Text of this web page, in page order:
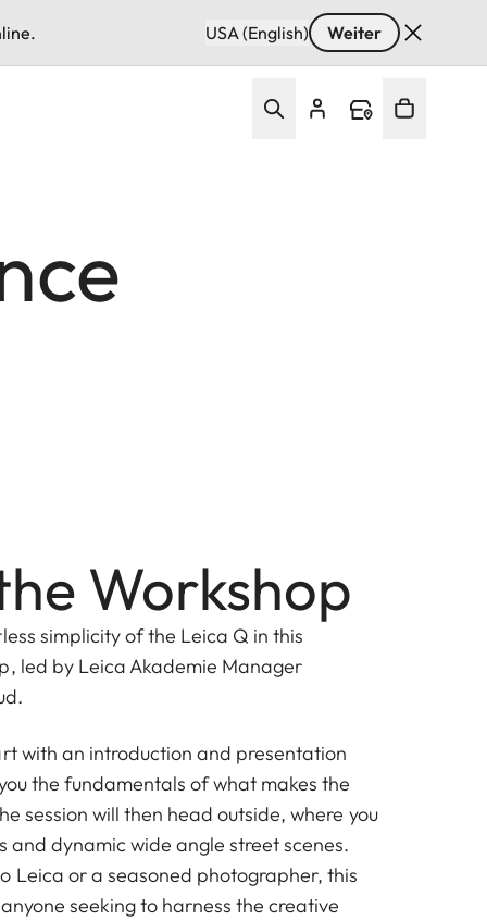
USA (English) Weiter
Workshop
simplicity of the Leica Q in this
led by Leica Akademie Manager
with an introduction and presentation
the fundamentals of what makes the
session will then head outside, where you
and dynamic wide angle street scenes.
Leica or a seasoned photographer, this
seeking to harness the creative